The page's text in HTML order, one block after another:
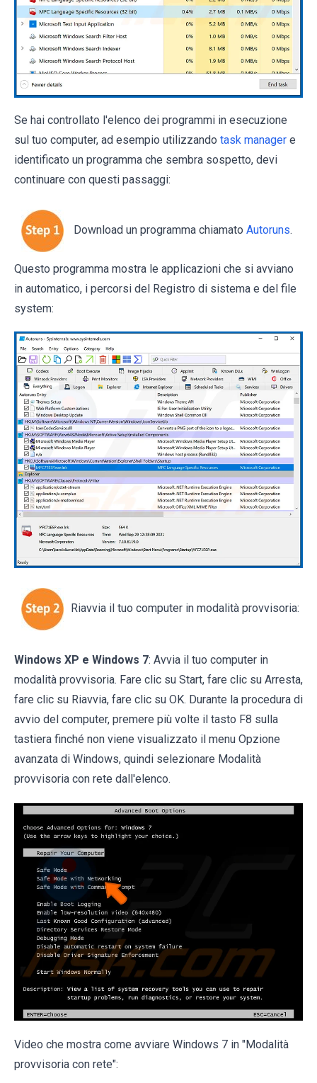
Se hai controllato l'elenco dei programmi in esecuzione
sul tuo computer, ad esempio utilizzando task manager e
identificato un programma che sembra sospetto, devi
continuare con questi passaggi:
Download un programma chiamato Autoruns.
Questo programma mostra le applicazioni che si avviano
in automatico, i percorsi del Registro di sistema e del file
system:
Riavvia il tuo computer in modalità provvisoria:
Windows XP e Windows 7: Avvia il tuo computer in
modalità provvisoria. Fare clic su Start, fare clic su Arresta,
fare clic su Riavvia, fare clic su OK. Durante la procedura di
avvio del computer, premere più volte il tasto F8 sulla
tastiera finché non viene visualizzato il menu Opzione
avanzata di Windows, quindi selezionare Modalità
provvisoria con rete dall'elenco.
Video che mostra come avviare Windows 7 in "Modalità
provvisoria con rete":